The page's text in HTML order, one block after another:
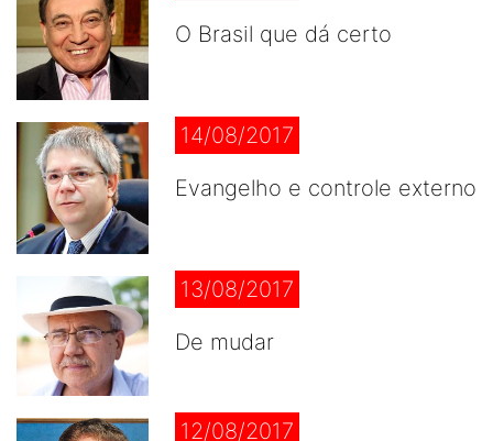
O Brasil que dá certo
14/08/2017
Evangelho e controle externo
13/08/2017
De mudar
12/08/2017